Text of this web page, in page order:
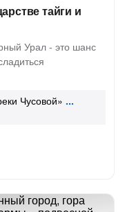
тайги и
Урал - это шанс
Чусовой»